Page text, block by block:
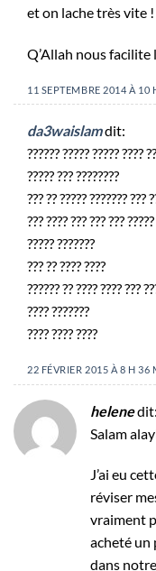
et on lache très vite
Q’Allah nous facilite
11 SEPTEMBRE 2014 À 10
da3waislamdit:
?????? ????? ????? ????
????? ??? ????????
??? ?? ????? ??????? ???
??? ???? ??? ??? ???
????? ???????
??? ?? ???? ????
?????? ?? ???? ???? ???
???? ???????
???? ???? ????
22 FÉVRIER 2015 À 8 H 36
helenedit:
Salam
J’ai eu
réviser
vraiment
acheté un
dans